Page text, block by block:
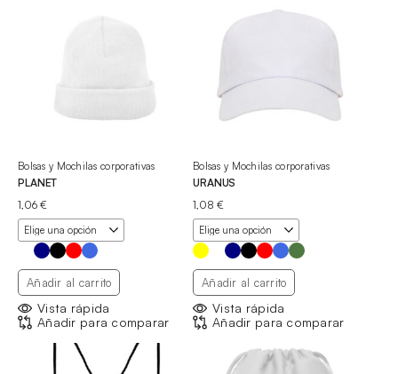
Bolsas y Mochilas corporativas
PLANET
1,06€
Añadir al carrito
Vista rápida
Añadir para comparar
Bolsas y Mochilas corporativas
URANUS
1,08€
Añadir al carrito
Vista rápida
Añadir para comparar